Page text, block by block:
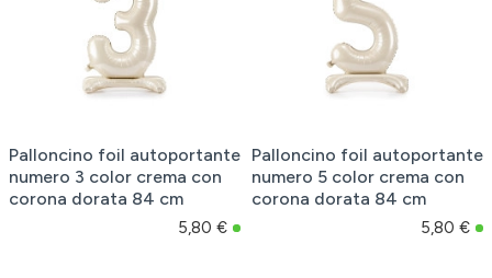
Palloncino foil autoportante
numero 3 color crema con
corona dorata 84 cm
5,80 €
Palloncino foil autoportante
numero 5 color crema con
corona dorata 84 cm
5,80 €